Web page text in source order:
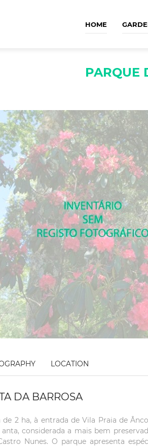
HOME
PARQUE
LOCATION
DA BARROSA
2 ha, à entrada de Vila Praia de
considerada a mais bem
Nunes. O parque apresenta